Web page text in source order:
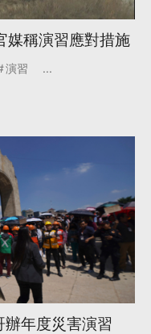
媒稱演習應對措施
演習 ...
年度災害演習